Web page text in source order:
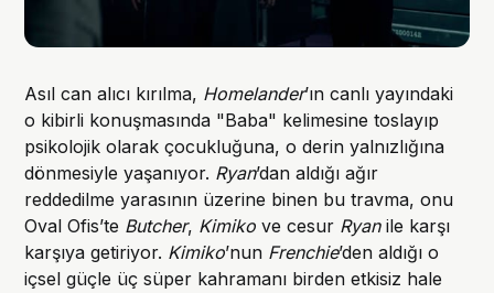
Asıl can alıcı kırılma, Homelander’ın canlı yayındaki
o kibirli konuşmasında "Baba" kelimesine toslayıp
psikolojik olarak çocukluğuna, o derin yalnızlığına
dönmesiyle yaşanıyor. Ryan’dan aldığı ağır
reddedilme yarasının üzerine binen bu travma, onu
Oval Ofis’te Butcher, Kimiko ve cesur Ryanile karşı
karşıya getiriyor. Kimiko’nun Frenchie’den aldığı o
içsel güçle üç süper kahramanı birden etkisiz hale